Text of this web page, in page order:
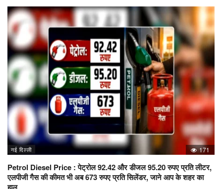
नई दिल्ली 171
Petrol Diesel Price : पेट्रोल 92.42 और डीजल 95.20 रुपए प्रति लीटर,
एलपीजी गैस की कीमत भी अब 673 रुपए प्रति सिलेंडर, जाने आप के शहर का